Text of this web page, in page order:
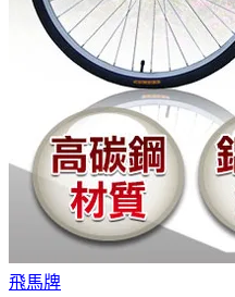
飛馬牌